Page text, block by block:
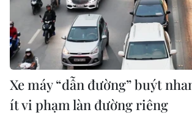
Xe máy “dẫn đường” buýt
ít vi phạm làn đường riêng